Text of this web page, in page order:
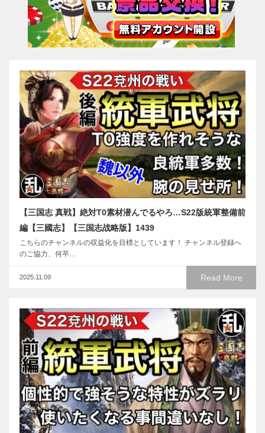
【三国志 真戦】絶対T0素材潜んでるやろ…S22版統軍整備前
編【三國志】【三国志战略版】1439
こちらのチャンネルの収益化を目標としています！ チャンネル登録へ
のご協力、何卒…
Read More
2025.11.09